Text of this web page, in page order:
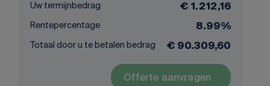
Uw termijnbedrag € 1.212,16
Rentepercentage 8.99%
Totaal door u te betalen bedrag € 90.309,60
Offerte aanvragen